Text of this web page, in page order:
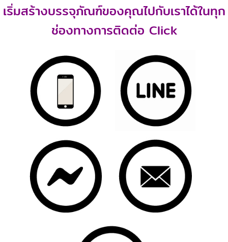
เริ่มสร้างบรรจุภัณฑ์ของคุณไปกับเราได้ในทุก
ช่องทางการติดต่อ Click